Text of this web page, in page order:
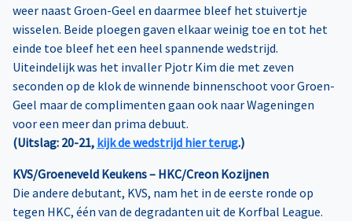
weer naast Groen-Geel en daarmee bleef het stuivertje
wisselen. Beide ploegen gaven elkaar weinig toe en tot het
einde toe bleef het een heel spannende wedstrijd.
Uiteindelijk was het invaller Pjotr Kim die met zeven
seconden op de klok de winnende binnenschoot voor Groen-
Geel maar de complimenten gaan ook naar Wageningen
voor een meer dan prima debuut.
(Uitslag: 20-21, kijk de wedstrijd hier terug.)
KVS/Groeneveld Keukens – HKC/Creon Kozijnen
Die andere debutant, KVS, nam het in de eerste ronde op
tegen HKC, één van de degradanten uit de Korfbal League.